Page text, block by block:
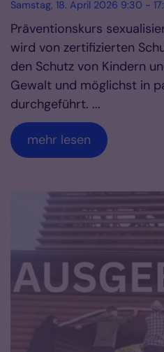
Samstag, 18. April 2026 9:30 -
Präventionskurs
wird von zertifizierten
den Schutz von Kindern
Gewalt und möglichst in
durchgeführt. ...
mehr lesen